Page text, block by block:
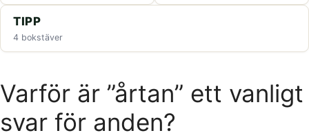
TIPP
4 bokstäver
Varför är ”årtan” ett vanligt
svar för anden?